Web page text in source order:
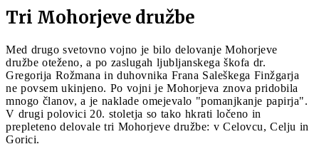
Tri Mohorjeve družbe
Med drugo svetovno vojno je bilo delovanje Mohorjeve
družbe oteženo, a po zaslugah ljubljanskega škofa dr.
Gregorija Rožmana in duhovnika Frana Saleškega Finžgarja
ne povsem ukinjeno. Po vojni je Mohorjeva znova pridobila
mnogo članov, a je naklade omejevalo "pomanjkanje papirja".
V drugi polovici 20. stoletja so tako hkrati ločeno in
prepleteno delovale tri Mohorjeve družbe: v Celovcu, Celju in
Gorici.